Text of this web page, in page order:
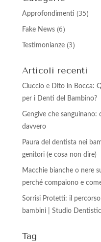
Approfondimenti (35)
Fake News(6)
Testimonianze(3)
Articoli recenti
Ciuccio e Dito in Bocca:
per i Denti del Bambino?
Gengive che sanguinano:
davvero
Paura del dentista nei
genitori (e cosa non dire)
Macchie bianche o nere
perché compaiono e
Sorrisi Protetti: il
bambini | Studio
Tag